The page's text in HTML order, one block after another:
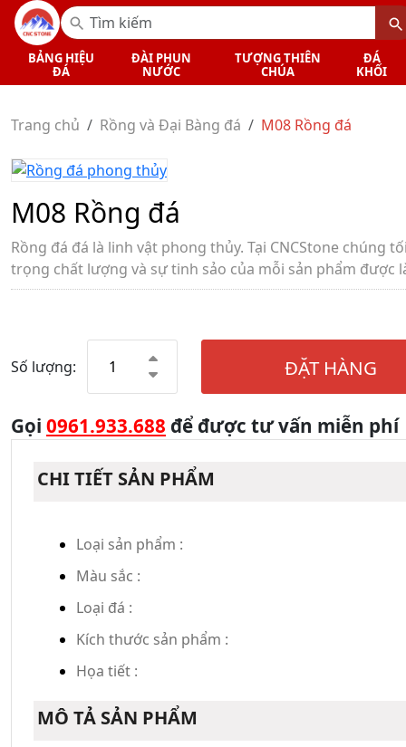
BẢNG HIỆU
ĐÁ
ĐÀI PHUN
NƯỚC
TƯỢNG THIÊN
CHÚA
ĐÁ
KHỐI
Trang chủ Rồng và Đại Bàng đá M08 Rồng đá
M08 Rồng đá
Rồng đá đá là linh vật phong thủy. Tại CNCStone chúng
trọng chất lượng và sự tinh sảo của mỗi sản phẩm được
Số lượng: ĐẶT HÀNG
Gọi 0961.933.688 để được tư vấn miễn phí
CHI TIẾT SẢN PHẨM
Loại sản phẩm :
Màu sắc :
Loại đá :
Kích thước sản phẩm :
Họa tiết :
MÔ TẢ SẢN PHẨM